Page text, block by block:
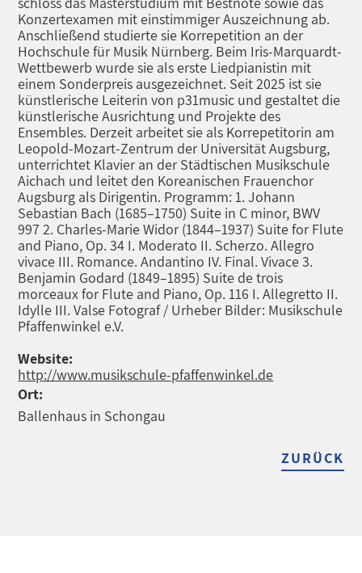
Konzertexamen mit einstimmiger Auszeichnung ab.
Anschließend studierte sie Korrepetition an der
Hochschule für Musik Nürnberg. Beim Iris-Marquardt-
Wettbewerb wurde sie als erste Liedpianistin mit
einem Sonderpreis ausgezeichnet. Seit 2025 ist sie
künstlerische Leiterin von p31music und gestaltet die
künstlerische Ausrichtung und Projekte des
Ensembles. Derzeit arbeitet sie als Korrepetitorin am
Leopold-Mozart-Zentrum der Universität Augsburg,
unterrichtet Klavier an der Städtischen Musikschule
Aichach und leitet den Koreanischen Frauenchor
Augsburg als Dirigentin. Programm: 1. Johann
Sebastian Bach (1685–1750) Suite in C minor, BWV
997 2. Charles-Marie Widor (1844–1937) Suite for Flute
and Piano, Op. 34 I. Moderato II. Scherzo. Allegro
vivace III. Romance. Andantino IV. Final. Vivace 3.
Benjamin Godard (1849–1895) Suite de trois
morceaux for Flute and Piano, Op. 116 I. Allegretto II.
Idylle III. Valse Fotograf / Urheber Bilder: Musikschule
Pfaffenwinkel e.V.
Website:
http://www.musikschule-pfaffenwinkel.de
Ort:
Ballenhaus in Schongau
ZURÜCK